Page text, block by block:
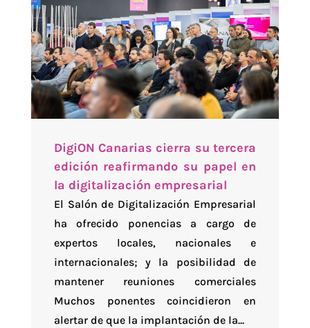
DigiON Canarias cierra su tercera
edición reafirmando su papel en
la digitalización empresarial
El Salón de Digitalización Empresarial
ha ofrecido ponencias a cargo de
expertos locales, nacionales e
internacionales; y la posibilidad de
mantener reuniones comerciales
Muchos ponentes coincidieron en
alertar de que la implantación de la...